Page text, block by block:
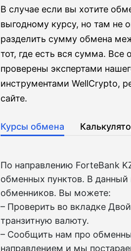
В случае если вы хотите
выгодному курсу, но там не
разделить сумму обмена
тот, где есть вся сумма.
проверены экспертами
инструментами WellCrypto,
сайте.
Курсы обмена
По направлению ForteBank
обменных пунктов. В
обменников. Вы можете:
– Проверить во вкладкe
транзитную валюту.
– Сообщить нам про
направлением и мы